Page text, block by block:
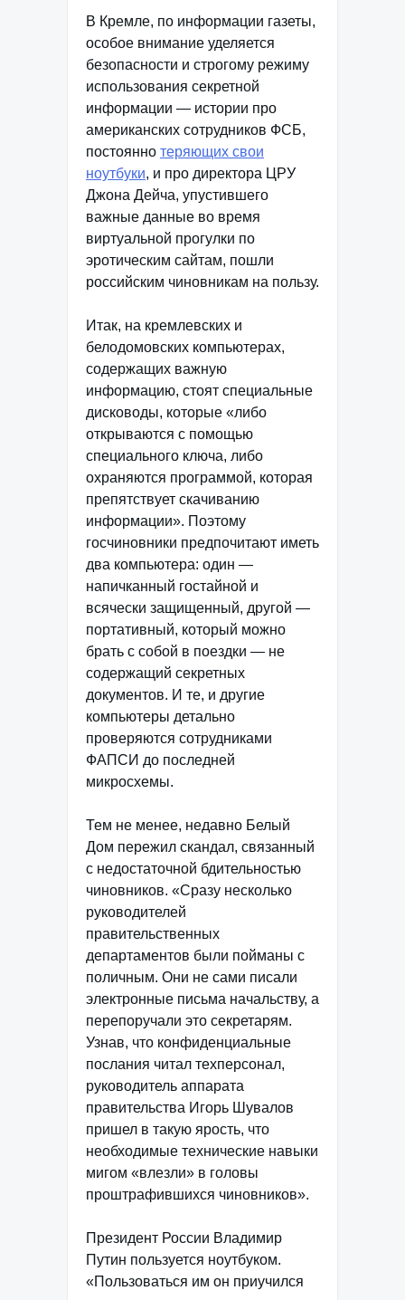
В Кремле, по информации газеты,
особое внимание уделяется
безопасности и строгому режиму
использования секретной
информации — истории про
американских сотрудников ФСБ,
постоянно теряющих свои
ноутбуки, и про директора ЦРУ
Джона Дейча, упустившего
важные данные во время
виртуальной прогулки по
эротическим сайтам, пошли
российским чиновникам на пользу.
Итак, на кремлевских и
белодомовских компьютерах,
содержащих важную
информацию, стоят специальные
дисководы, которые «либо
открываются с помощью
специального ключа, либо
охраняются программой, которая
препятствует скачиванию
информации». Поэтому
госчиновники предпочитают иметь
два компьютера: один —
напичканный гостайной и
всячески защищенный, другой —
портативный, который можно
брать с собой в поездки — не
содержащий секретных
документов. И те, и другие
компьютеры детально
проверяются сотрудниками
ФАПСИ до последней
микросхемы.
Тем не менее, недавно Белый
Дом пережил скандал, связанный
с недостаточной бдительностью
чиновников. «Сразу несколько
руководителей
правительственных
департаментов были пойманы с
поличным. Они не сами писали
электронные письма начальству, а
перепоручали это секретарям.
Узнав, что конфиденциальные
послания читал техперсонал,
руководитель аппарата
правительства Игорь Шувалов
пришел в такую ярость, что
необходимые технические навыки
мигом «влезли» в головы
проштрафившихся чиновников».
Президент России Владимир
Путин пользуется ноутбуком.
«Пользоваться им он приучился